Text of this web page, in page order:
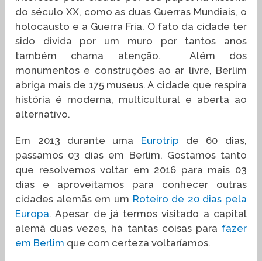
do século XX, como as duas Guerras Mundiais, o
holocausto e a Guerra Fria. O fato da cidade ter
sido divida por um muro por tantos anos
também chama atenção. Além dos
monumentos e construções ao ar livre, Berlim
abriga mais de 175 museus. A cidade que respira
história é moderna, multicultural e aberta ao
alternativo.
Em 2013 durante uma Eurotrip de 60 dias,
passamos 03 dias em Berlim. Gostamos tanto
que resolvemos voltar em 2016 para mais 03
dias e aproveitamos para conhecer outras
cidades alemãs em um Roteiro de 20 dias pela
Europa. Apesar de já termos visitado a capital
alemã duas vezes, há tantas coisas para fazer
em Berlim que com certeza voltaríamos.